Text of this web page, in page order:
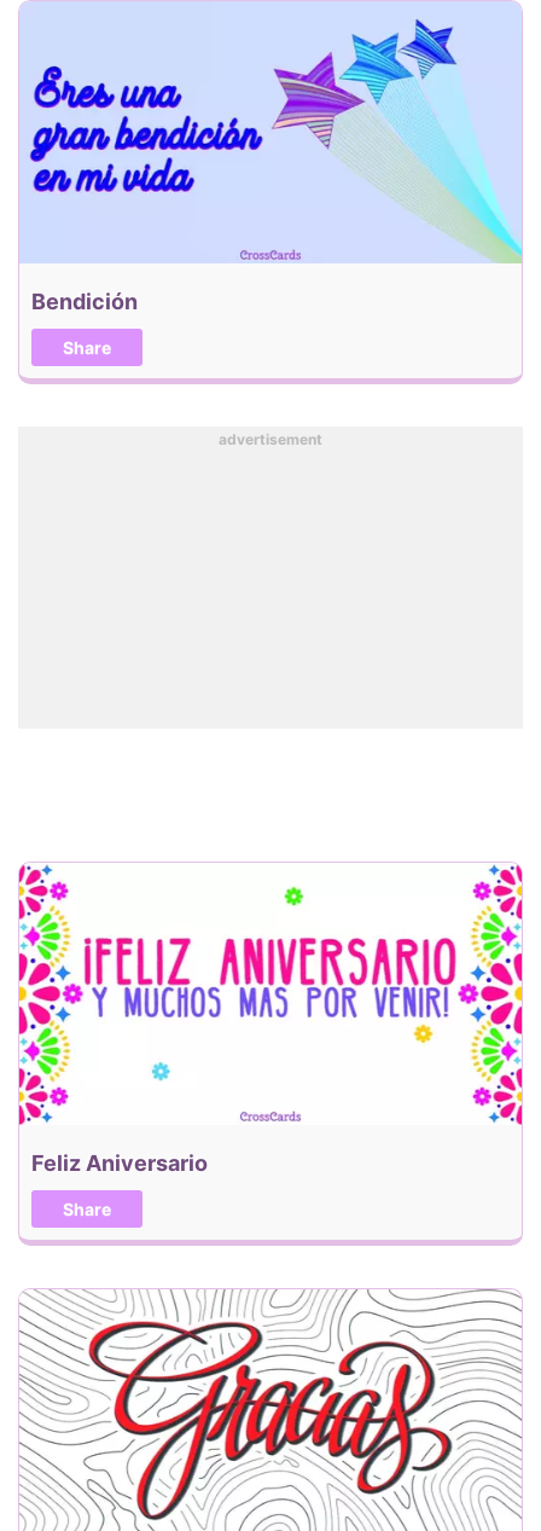
Bendición
Share
advertisement
Feliz Aniversario
Share